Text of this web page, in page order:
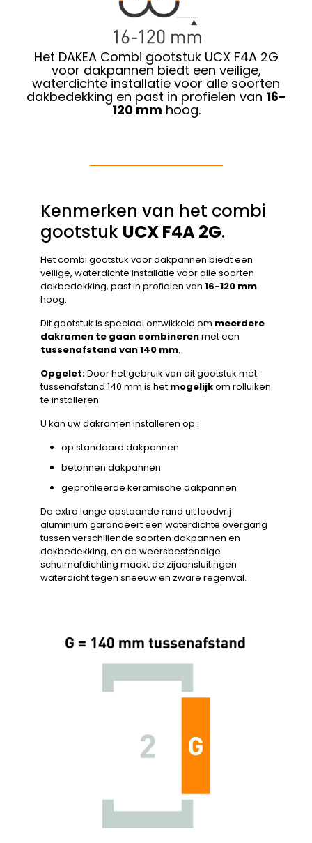
Het DAKEA Combi gootstuk UCX F4A 2G
voor dakpannen biedt een veilige,
waterdichte installatie voor alle soorten
dakbedekking en past in profielen van 16-
120 mm hoog.
Kenmerken van het combi
gootstuk UCX F4A 2G.
Het combi gootstuk voor dakpannen biedt een
veilige, waterdichte installatie voor alle soorten
dakbedekking, past in profielen van 16-120 mm
hoog.
Dit gootstuk is speciaal ontwikkeld om meerdere
dakramen te gaan combinerenmet een
tussenafstand van 140 mm.
Opgelet:Door het gebruik van dit gootstuk met
tussenafstand 140 mm is het mogelijkom rolluiken
te installeren.
U kan uw dakramen installeren op :
op standaard dakpannen
betonnen dakpannen
geprofileerde keramische dakpannen
De extra lange opstaande rand uit loodvrij
aluminium garandeert een waterdichte overgang
tussen verschillende soorten dakpannen en
dakbedekking, en de weersbestendige
schuimafdichting maakt de zijaansluitingen
waterdicht tegen sneeuw en zware regenval.